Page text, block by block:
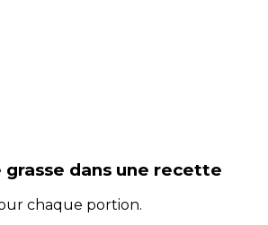
dans une recette
chaque portion.